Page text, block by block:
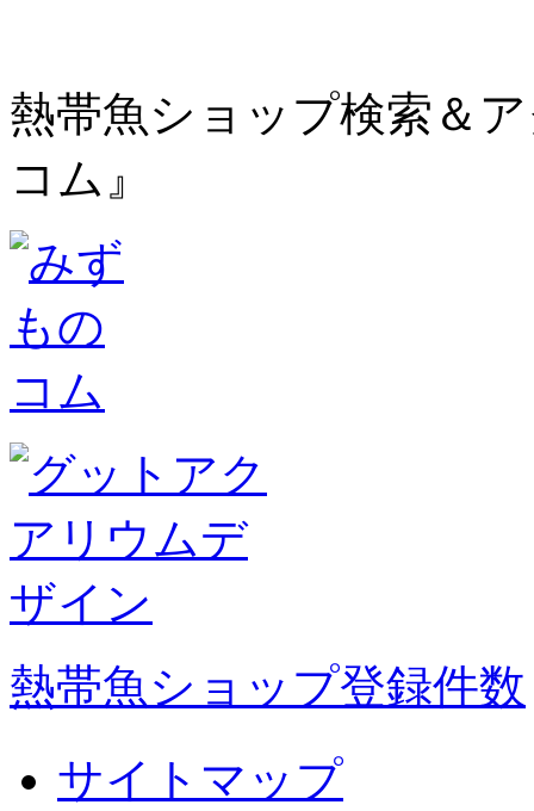
熱帯魚ショップ検索＆
コム』
熱帯魚ショップ登録件数
サイトマップ